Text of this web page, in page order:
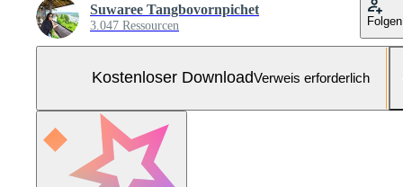
Suwaree Tangbovornpichet
3.047 Ressourcen Folgen
Kostenloser DownloadVerweis erforderlich